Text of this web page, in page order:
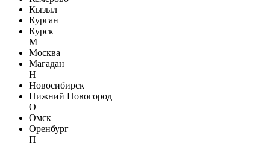
Кызыл
Курган
Курск
М
Москва
Магадан
Н
Новосибирск
Нижний Новогород
О
Омск
Оренбург
П